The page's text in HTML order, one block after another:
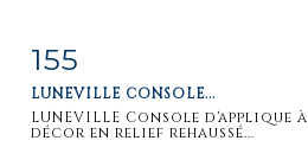
Item detail
155
LUNEVILLE CONSOLE...
LUNEVILLE Console d'applique à
décor en relief rehaussé...